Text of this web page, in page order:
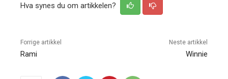
Hva synes du om artikkelen?
Forrige artikkel
Rami
Neste artikkel
Winnie